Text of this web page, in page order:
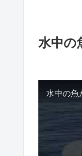
水中の
水中の魚